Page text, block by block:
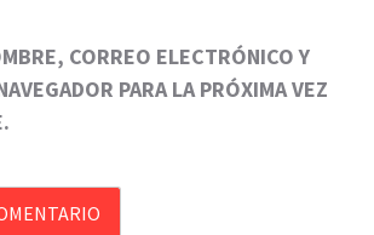
CORREO ELECTRÓNICO Y
PARA LA PRÓXIMA VEZ